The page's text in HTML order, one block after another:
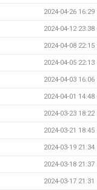
2024-04-26 16:29
2024-04-12 23:38
2024-04-08 22:15
2024-04-05 22:13
2024-04-03 16:06
2024-04-01 14:48
2024-03-23 18:22
2024-03-21 18:45
2024-03-19 21:34
2024-03-18 21:37
2024-03-17 21:31